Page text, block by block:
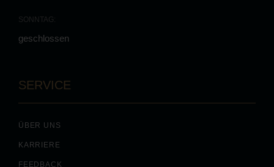
SONNTAG:
geschlossen
SERVICE
ÜBER UNS
KARRIERE
FEEDBACK